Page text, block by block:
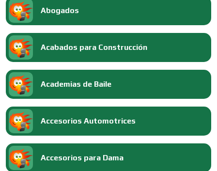
Abogados
Acabados para Construcción
Academias de Baile
Accesorios Automotrices
Accesorios para Dama